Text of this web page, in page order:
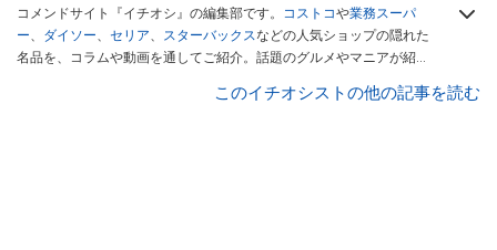
コメンドサイト『イチオシ』の編集部です。 コストコや業務スーパ
ー、 ダイソー、 セリア、 スターバックスなどの人気ショップの隠れた
名品を、コラムや動画を通してご紹介。話題のグルメやマニアが紹介
インフルエンサーが実際に使用してレビューしています。毎日トレン
このイチオシストの他の記事を読む